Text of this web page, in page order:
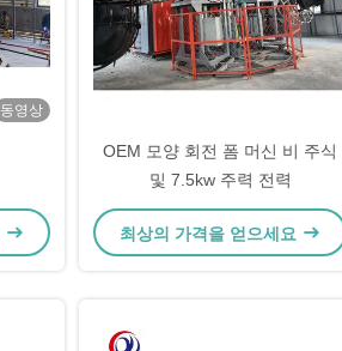
동영상
OEM 모양 회전 폼 머신 비 주식
및 7.5kw 주력 전력
최상의 가격을 얻으세요